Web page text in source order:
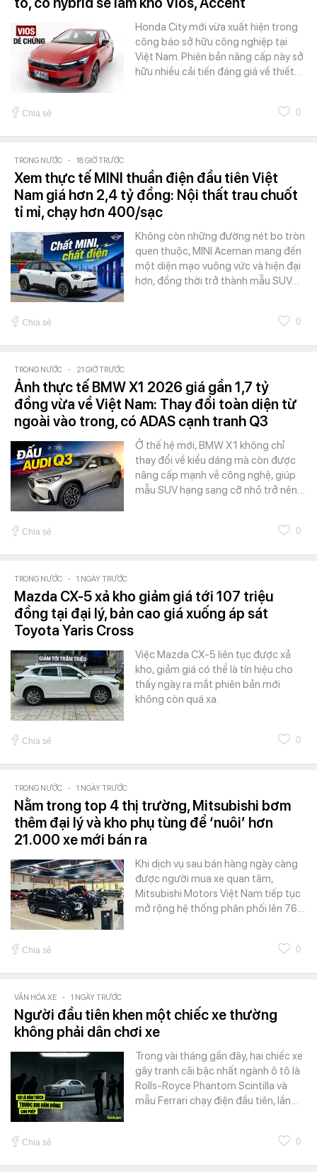
Honda City mới vừa xuất hiện trong
công báo sở hữu công nghiệp tại
Việt Nam. Phiên bản nâng cấp này sở
hữu nhiều cải tiến đáng giá về thiết…
Chia sẻ 0
TRONG NƯỚC - 18 GIỜ TRƯỚC
Xem thực tế MINI thuần điện đầu tiên Việt
Nam giá hơn 2,4 tỷ đồng: Nội thất trau chuốt
tỉ mỉ, chạy hơn 400/sạc
Không còn những đường nét bo tròn
quen thuộc, MINI Aceman mang đến
một diện mạo vuông vức và hiện đại
hơn, đồng thời trở thành mẫu SUV…
Chia sẻ 0
TRONG NƯỚC - 21 GIỜ TRƯỚC
Ảnh thực tế BMW X1 2026 giá gần 1,7 tỷ
đồng vừa về Việt Nam: Thay đổi toàn diện từ
ngoài vào trong, có ADAS cạnh tranh Q3
Ở thế hệ mới, BMW X1 không chỉ
thay đổi về kiểu dáng mà còn được
nâng cấp mạnh về công nghệ, giúp
mẫu SUV hạng sang cỡ nhỏ trở nên…
Chia sẻ 0
TRONG NƯỚC - 1 NGÀY TRƯỚC
Mazda CX-5 xả kho giảm giá tới 107 triệu
đồng tại đại lý, bản cao giá xuống áp sát
Toyota Yaris Cross
Việc Mazda CX-5 liên tục được xả
kho, giảm giá có thể là tín hiệu cho
thấy ngày ra mắt phiên bản mới
không còn quá xa.
Chia sẻ 0
TRONG NƯỚC - 1 NGÀY TRƯỚC
Nằm trong top 4 thị trường, Mitsubishi bơm
thêm đại lý và kho phụ tùng để ‘nuôi’ hơn
21.000 xe mới bán ra
Khi dịch vụ sau bán hàng ngày càng
được người mua xe quan tâm,
Mitsubishi Motors Việt Nam tiếp tục
mở rộng hệ thống phân phối lên 76…
Chia sẻ 0
VĂN HÓA XE - 1 NGÀY TRƯỚC
Người đầu tiên khen một chiếc xe thường
không phải dân chơi xe
Trong vài tháng gần đây, hai chiếc xe
gây tranh cãi bậc nhất ngành ô tô là
Rolls-Royce Phantom Scintilla và
mẫu Ferrari chạy điện đầu tiên, lần…
Chia sẻ 0